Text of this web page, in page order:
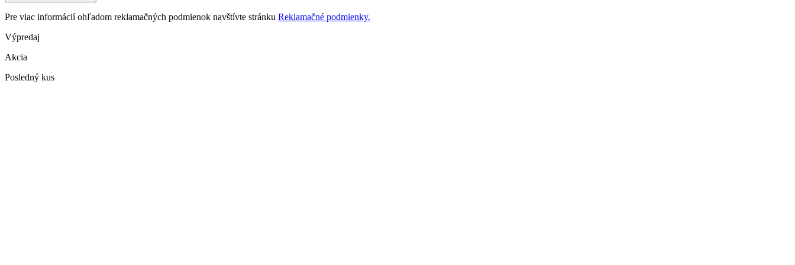
Pre viac informácií ohľadom reklamačných podmienok navštívte stránku Reklamačné podmienky.
Výpredaj
Akcia
Posledný kus